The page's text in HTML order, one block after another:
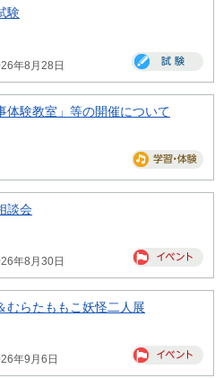
験
年8月28日
体験教室」等の開催について
談会
年8月30日
むらたももこ妖怪二人展
年9月6日